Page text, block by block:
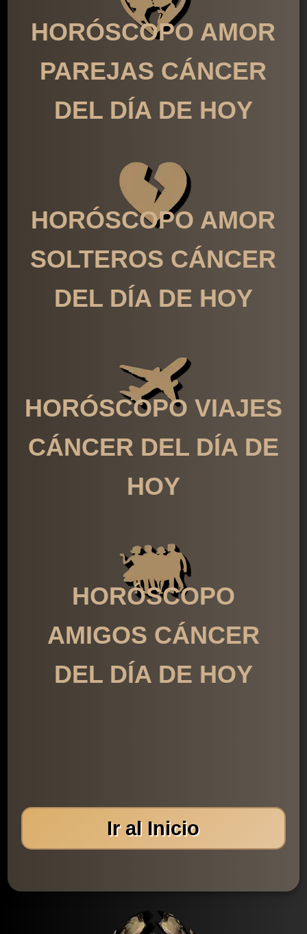
HORÓSCOPO AMOR
PAREJAS CÁNCER
DEL DÍA DE HOY
HORÓSCOPO AMOR
SOLTEROS CÁNCER
DEL DÍA DE HOY
HORÓSCOPO VIAJES
CÁNCER DEL DÍA DE
HOY
HORÓSCOPO
AMIGOS CÁNCER
DEL DÍA DE HOY
Ir al Inicio